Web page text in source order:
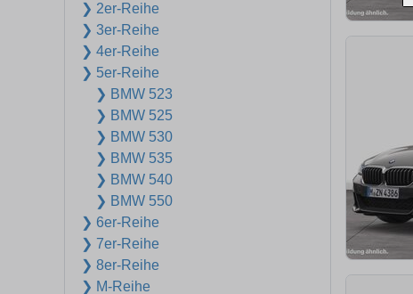
❯ 2er-Reihe
❯ 3er-Reihe
❯ 4er-Reihe
❯ 5er-Reihe
❯ BMW 523
❯ BMW 525
❯ BMW 530
❯ BMW 535
❯ BMW 540
❯ BMW 550
❯ 6er-Reihe
❯ 7er-Reihe
❯ 8er-Reihe
❯ M-Reihe